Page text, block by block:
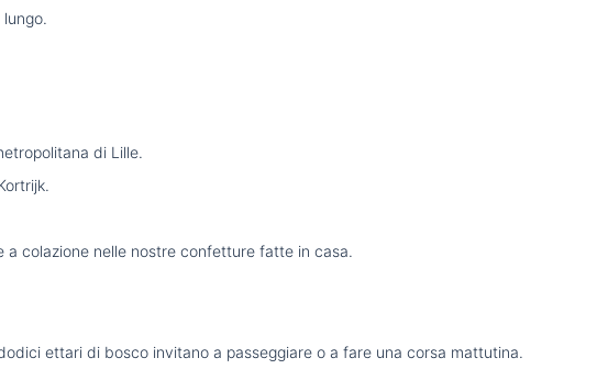
di Lille.
colazione nelle nostre confetture fatte in casa.
ettari di bosco invitano a passeggiare o a fare una corsa mattutina.